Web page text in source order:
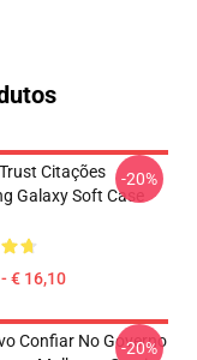
Trust Citações
Galaxy Soft Case
€ 16,10
-20%
Confiar No Governo
-20%